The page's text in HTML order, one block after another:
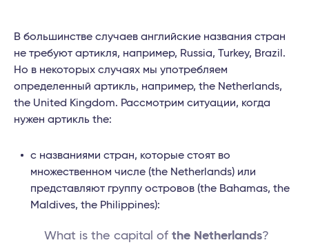
В большинстве случаев английские названия стран
не требуют артикля, например, Russia, Turkey, Brazil.
Но в некоторых случаях мы употребляем
определенный артикль, например, the Netherlands,
the United Kingdom. Рассмотрим ситуации, когда
нужен артикль the:
с названиями стран, которые стоят во
множественном числе (the Netherlands) или
представляют группу островов (the Bahamas, the
Maldives, the Philippines):
What is the capital of the Netherlands?